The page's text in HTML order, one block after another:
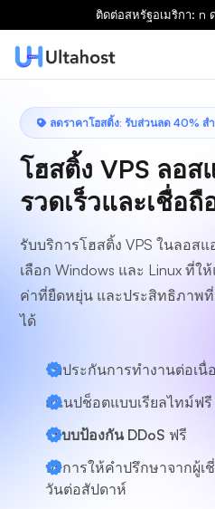
ติดต่อสหรัฐอเมริกา: n
ลดราคาโฮสติ้ง: รับส่วนลด 40% ส
โฮสติ้ง VPS ลอส
รวดเร็วและเชื่อถื
รับบริการโฮสติ้ง VPS ในลอส
เลือก Windows และ Linux ที่
ค่าที่ยืดหยุ่น และประสิทธิภาพ
ได้
รับประกันการทำงานต่อเนื่
สแนปช็อตแบบเรียลไทม์ฟรี
ระบบป้องกัน DDoS ฟรี
บริการให้คำปรึกษาจากผู้เ
วันต่อสัปดาห์